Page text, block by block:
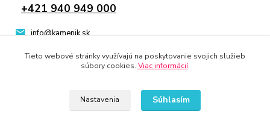
+421 940 949 000
info@kamenik.sk
Tieto webové stránky využívajú na poskytovanie svojich služieb
súbory cookies. Viac informácií.
Nastavenia Súhlasím